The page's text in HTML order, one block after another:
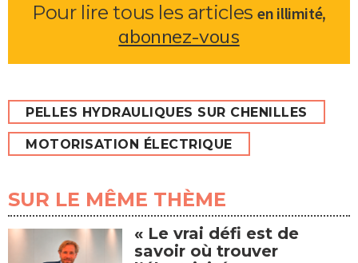
Pour lire tous les articlesen illimité,
abonnez-vous
PELLES HYDRAULIQUES SUR CHENILLES
MOTORISATION ÉLECTRIQUE
SUR LE MÊME THÈME
« Le vrai défi est de
savoir où trouver